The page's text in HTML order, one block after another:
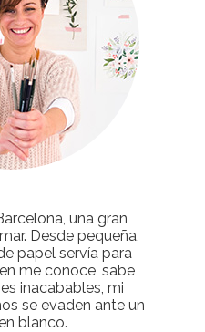
una gran
Desde pequeña,
papel servía para
me conoce, sabe
inacabables, mi
se evaden ante un
blanco.